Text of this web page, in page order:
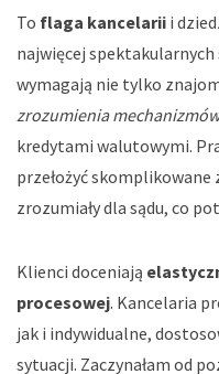
To flaga kancelarii i
najwięcej spektakularnych
wymagają nie tylko
zrozumienia
kredytami walutowymi.
przełożyć skomplikowane
zrozumiały dla sądu, co
Klienci doceniają
procesowej. Kancelaria
jak i indywidualne,
sytuacji. Zaczynałam od